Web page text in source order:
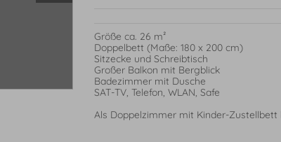
Größe ca. 26 m²
Doppelbett (Maße: 180 x 200 cm)
Sitzecke und Schreibtisch
Großer Balkon mit Bergblick
Badezimmer mit Dusche
SAT-TV, Telefon, WLAN, Safe
Als Doppelzimmer mit Kinder-Zustellbett